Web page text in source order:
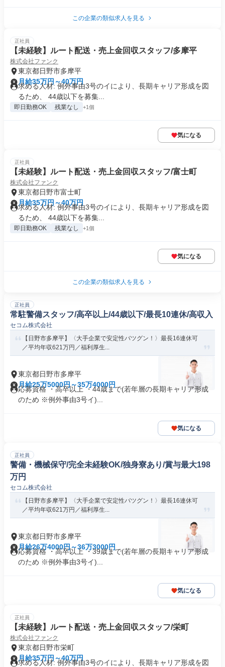
この企業の類似求人を見る
正社員
【未経験】ルート配送・売上金回収スタッフ/多摩平
株式会社ファンク
東京都日野市多摩平
月給35万円～40万円
求める人材: 例外事由3号のイにより、長期キャリア形成を図
るため、 44歳以下を募集...
即日勤務OK 残業なし +1個
気になる
正社員
【未経験】ルート配送・売上金回収スタッフ/富士町
株式会社ファンク
東京都日野市富士町
月給35万円～40万円
求める人材: 例外事由3号のイにより、長期キャリア形成を図
るため、 44歳以下を募集...
即日勤務OK 残業なし +1個
気になる
この企業の類似求人を見る
正社員
常駐警備スタッフ/高卒以上/44歳以下/最長10連休/高収入
セコム株式会社
【日野市多摩平】〈大手企業で安定性バツグン！〉最長16連休可
／平均年収621万円／福利厚生...
東京都日野市多摩平
月給25万5000円～35万4000円
応募資格 ・高卒以上 ・44歳まで(若年層の長期キャリア形成
のため ※例外事由3号イ)...
気になる
正社員
警備・機械保守/完全未経験OK/独身寮あり/賞与最大198
万円
セコム株式会社
【日野市多摩平】〈大手企業で安定性バツグン！〉最長16連休可
／平均年収621万円／福利厚生...
東京都日野市多摩平
月給26万4000円～36万3000円
応募資格 ・高卒以上 ・39歳まで(若年層の長期キャリア形成
のため ※例外事由3号イ)...
気になる
正社員
【未経験】ルート配送・売上金回収スタッフ/栄町
株式会社ファンク
東京都日野市栄町
月給35万円～40万円
求める人材: 例外事由3号のイにより、長期キャリア形成を図